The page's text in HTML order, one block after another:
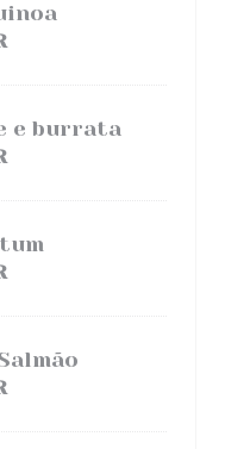
e burrata